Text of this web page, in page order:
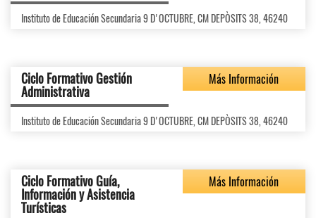
Instituto de Educación Secundaria 9 D'OCTUBRE, CM DEPÒSITS 38, 46240
Ciclo Formativo Gestión
Administrativa
Más Información
Instituto de Educación Secundaria 9 D'OCTUBRE, CM DEPÒSITS 38, 46240
Ciclo Formativo Guía,
Información y Asistencia
Turísticas
Más Información